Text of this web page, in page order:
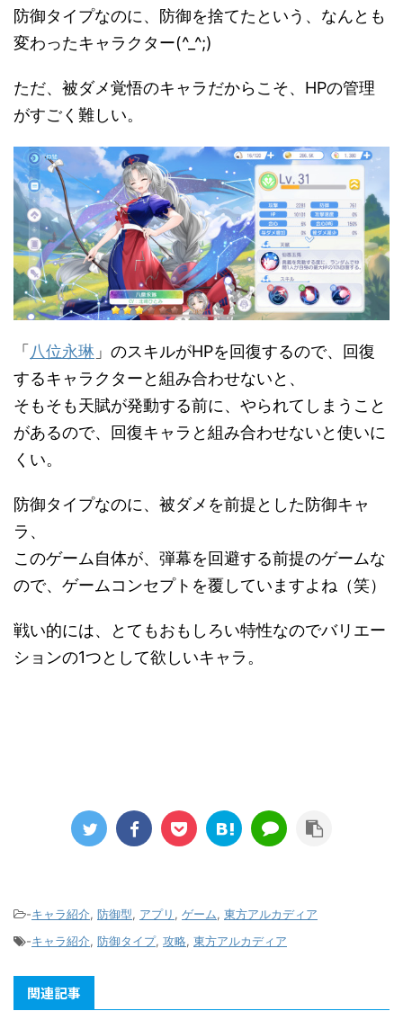
防御タイプなのに、防御を捨てたという、なんとも
変わったキャラクター(^_^;)
ただ、被ダメ覚悟のキャラだからこそ、HPの管理
がすごく難しい。
「 八位永琳 」のスキルがHPを回復するので、回復
するキャラクターと組み合わせないと、
そもそも天賦が発動する前に、やられてしまうこと
があるので、回復キャラと組み合わせないと使いに
くい。
防御タイプなのに、被ダメを前提とした防御キャ
ラ、
このゲーム自体が、弾幕を回避する前提のゲームな
ので、ゲームコンセプトを覆していますよね（笑）
戦い的には、とてもおもしろい特性なのでバリエー
ションの1つとして欲しいキャラ。
-キャラ紹介, 防御型, アプリ , ゲーム, 東方アルカディア
-キャラ紹介, 防御タイプ, 攻略, 東方アルカディア
関連記事